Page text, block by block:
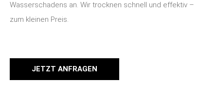
Wasserschadens an. Wir trocknen schnell und effektiv –
zum kleinen Preis.
JETZT ANFRAGEN